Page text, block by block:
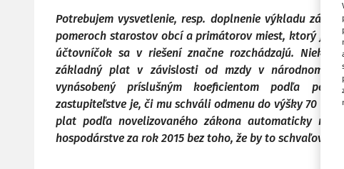
Potrebujem vysvetlenie, resp. doplnenie výkladu
pomeroch starostov obcí a primátorov miest, ktorý je
účtovníčok sa v riešení značne rozchádzajú.
základný plat v závislosti od mzdy v národnom
vynásobený príslušným koeficientom podľa
zastupiteľstve je, či mu schváli odmenu do výšky 70 %
plat podľa novelizovaného zákona automaticky
hospodárstve za rok 2015 bez toho, že by to